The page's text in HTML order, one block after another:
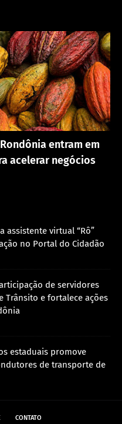
entram em
acelerar negócios
assistente virtual “Rô”
no Portal do Cidadão
de servidores
Trânsito e fortalece ações
estaduais promove
de transporte de
CONTATO